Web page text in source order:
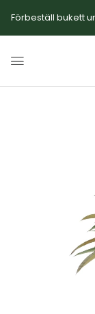
Förbeställ bukett